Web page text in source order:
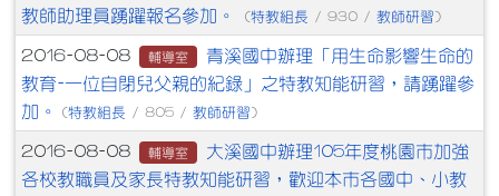
教師助理員踴躍報名參加。
(特教組長 / 930 / 教師研習 )
2016-08-08 輔導室
青溪國中辦理「用生命影響生命的
教育-一位自閉兒父親的紀錄」之特教知能研習，請踴躍參
加。
(特教組長 / 805 / 教師研習 )
2016-08-08 輔導室
大溪國中辦理105年度桃園市加強
各校教職員及家長特教知能研習，歡迎本市各國中、小教